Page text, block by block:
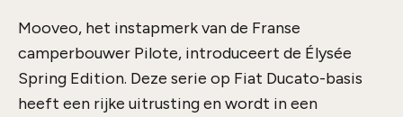
Mooveo, het instapmerk van de Franse
camperbouwer Pilote, introduceert de Élysée
Spring Edition. Deze serie op Fiat Ducato-basis
heeft een rijke uitrusting en wordt in een